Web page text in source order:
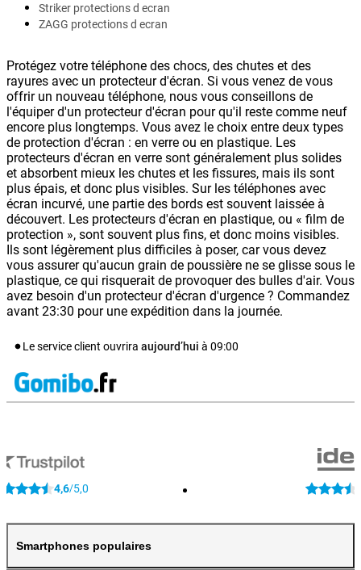
Striker protections d ecran
ZAGG protections d ecran
Protégez votre téléphone des chocs, des chutes et des
rayures avec un protecteur d'écran. Si vous venez de vous
offrir un nouveau téléphone, nous vous conseillons de
l'équiper d'un protecteur d'écran pour qu'il reste comme neuf
encore plus longtemps. Vous avez le choix entre deux types
de protection d'écran : en verre ou en plastique. Les
protecteurs d'écran en verre sont généralement plus solides
et absorbent mieux les chutes et les fissures, mais ils sont
plus épais, et donc plus visibles. Sur les téléphones avec
écran incurvé, une partie des bords est souvent laissée à
découvert. Les protecteurs d'écran en plastique, ou « film de
protection », sont souvent plus fins, et donc moins visibles.
Ils sont légèrement plus difficiles à poser, car vous devez
vous assurer qu'aucun grain de poussière ne se glisse sous le
plastique, ce qui risquerait de provoquer des bulles d'air. Vous
avez besoin d'un protecteur d'écran d'urgence ? Commandez
avant 23:30 pour une expédition dans la journée.
Le service client ouvrira aujourd’hui à 09:00
4,6/5,0
Smartphones populaires